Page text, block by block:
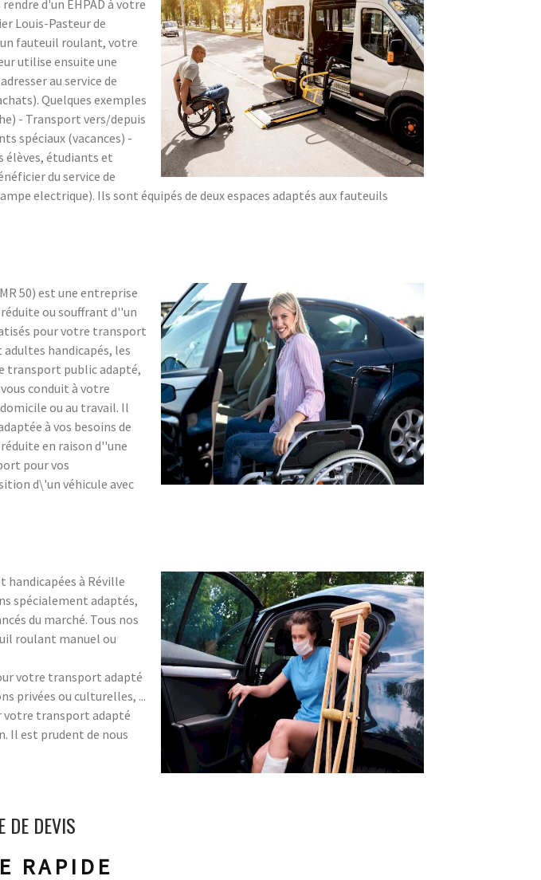
d'un EHPAD à votre
Louis-Pasteur de
un fauteuil roulant, votre
utilise ensuite une
au service de
Quelques exemples
- Transport vers/depuis
spéciaux (vacances) -
élèves, étudiants et
du service de
electrique). Ils sont équipés de deux espaces adaptés aux fauteuils
50) est une entreprise
ou souffrant d''un
pour votre transport
handicapés, les
transport public adapté,
conduit à votre
ou au travail. Il
à vos besoins de
en raison d''une
pour vos
d\'un véhicule avec
à Réville
spécialement adaptés,
du marché. Tous nos
roulant manuel ou
votre transport adapté
privées ou culturelles, ...
votre transport adapté
Il est prudent de nous
DE DEVIS
RAPIDE